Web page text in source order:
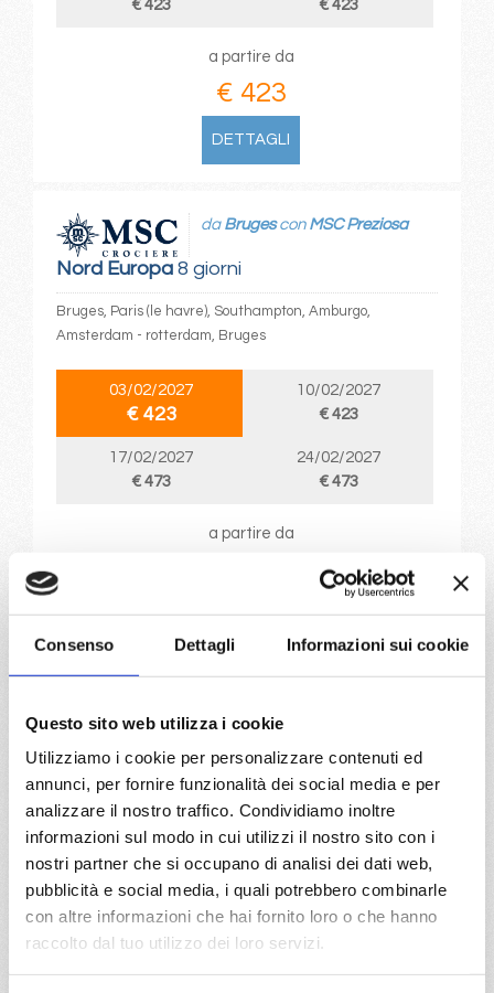
Consenso Dettagli Informazioni sui cookie
Questo sito web utilizza i cookie
Utilizziamo i cookie per personalizzare contenuti ed
annunci, per fornire funzionalità dei social media e per
analizzare il nostro traffico. Condividiamo inoltre
informazioni sul modo in cui utilizzi il nostro sito con i
nostri partner che si occupano di analisi dei dati web,
pubblicità e social media, i quali potrebbero combinarle
con altre informazioni che hai fornito loro o che hanno
raccolto dal tuo utilizzo dei loro servizi.
€ 423
€ 423
a partire da
€ 423
DETTAGLI
Nord Europa8 giorni
da Brugescon MSC Preziosa
Bruges, Paris (le havre), Southampton, Amburgo,
Amsterdam - rotterdam, Bruges
03/02/2027
€ 423
10/02/2027
€ 423
17/02/2027
€ 473
24/02/2027
€ 473
a partire da
DETTAGLI
Bruges, Paris (le havre), Southampton, Amburgo,
Amsterdam - rotterdam, Bruges
02/12/2026
€ 423
30/12/2026
€ 1.023
a partire da
€ 423